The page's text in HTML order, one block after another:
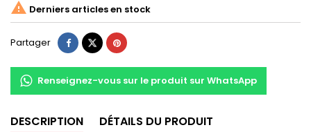
 Derniers articles en stock
Partager
Renseignez-vous sur le produit sur WhatsApp
DESCRIPTION DÉTAILS DU PRODUIT